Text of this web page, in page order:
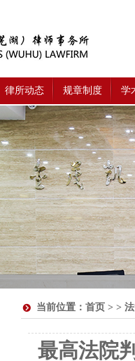
律所动态 规章制度 学
当前位置： 首页 > >
最高法院